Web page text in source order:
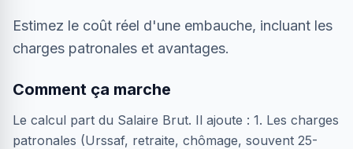
Estimez le coût réel d'une embauche, incluant les
charges patronales et avantages.
Comment ça marche
Le calcul part du Salaire Brut. Il ajoute : 1. Les charges
patronales (Urssaf, retraite, chômage, souvent 25-